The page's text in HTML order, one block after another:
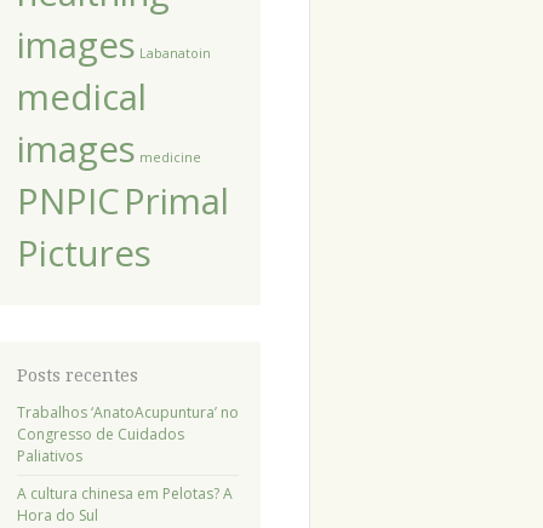
images Labanatoin
medical
images medicine
PNPICPrimal
Pictures
Posts recentes
Trabalhos ‘AnatoAcupuntura’ no
Congresso de Cuidados
Paliativos
A cultura chinesa em Pelotas? A
Hora do Sul